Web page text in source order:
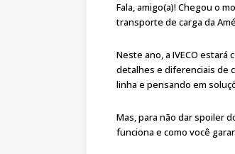
Fala, amigo(a)! Chegou o
transporte de carga da
Neste ano, a IVECO
detalhes e diferenciais de
linha e pensando em
Mas, para não dar spoiler
funciona e como você